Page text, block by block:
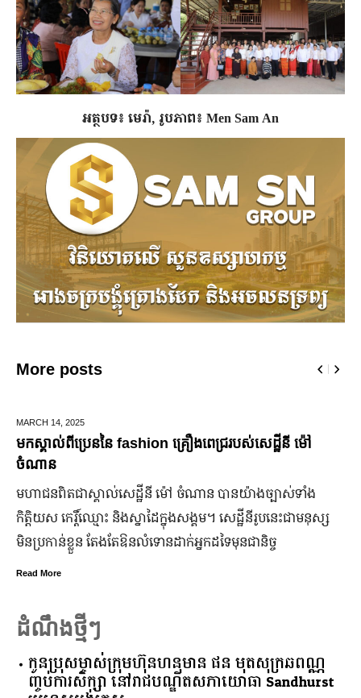
អត្ថបទ៖ មេរ៉ា, រូបភាព៖ Men Sam An
More posts
DECEMBER 28,
ឆ្លងឆ្នាំសកល អាជ្ញាធររាជធានីភ្នំពេញ នឹងបើកឱ្យដំណើរការផ្លូវថ្មើ
ជើងរយៈពេល ៣ថ្ងៃ
ដើម្បីជំរុញ និងលើកកម្ពស់វិស័យទេសចរណ៍នៅរាជធានីភ្នំពេញ ឱ្យ
កាន់តែរស់រវើក ស្របពេលដែលពិភពលោកទាំងមូល នឹង​សាទរឆ្នាំថ្មី
ឆ្នាំសកល ២០២៦នាពេលខាងមុននេះ រដ្ឋបាលរាជធានីភ្នំពេញ
នឹងបើកឱ្យដំណើរការជាធម្មតានូវ “ផ្លូវថ្មើរជើងចតុមុខ” រយៈពេល
Read More
ដំណឹងថ្មីៗ